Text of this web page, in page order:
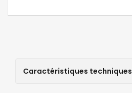
Caractéristiques techniques